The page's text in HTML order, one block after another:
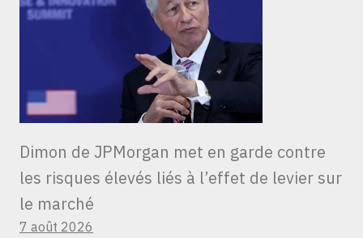
Dimon de JPMorgan met en garde contre
les risques élevés liés à l’effet de levier sur
le marché
7 août 2026